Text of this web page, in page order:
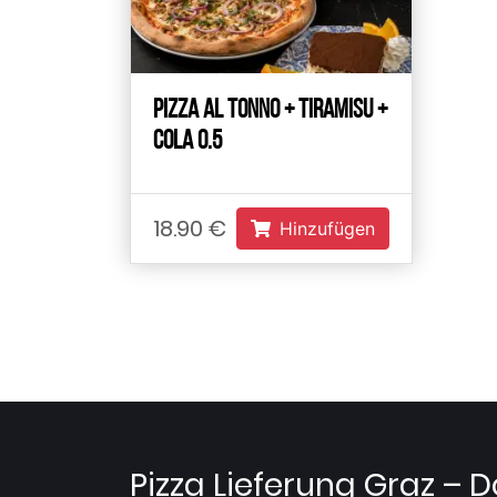
Pizza Al Tonno + Tiramisu +
Cola 0.5
18.90 € Hinzufügen
Pizza Lieferung Graz –